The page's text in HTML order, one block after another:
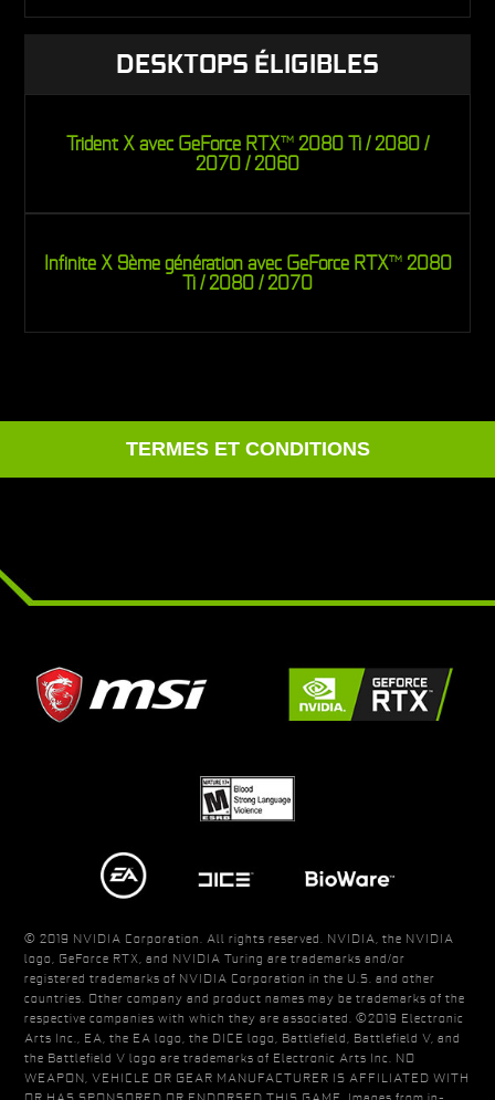
DESKTOPS ÉLIGIBLES
Trident X avec GeForce RTXTM 2080 Ti / 2080 /
2070 / 2060
Infinite X 9ème génération avec GeForce RTXTM2080
Ti / 2080 / 2070
TERMES ET CONDITIONS
© 2019 NVIDIA Corporation. All rights reserved. NVIDIA, the NVIDIA
logo, GeForce RTX, and NVIDIA Turing are trademarks and/or
registered trademarks of NVIDIA Corporation in the U.S. and other
countries. Other company and product names may be trademarks of the
respective companies with which they are associated. ©2019 Electronic
Arts Inc., EA, the EA logo, the DICE logo, Battlefield, Battlefield V, and
the Battlefield V logo are trademarks of Electronic Arts Inc. NO
WEAPON, VEHICLE OR GEAR MANUFACTURER IS AFFILIATED WITH